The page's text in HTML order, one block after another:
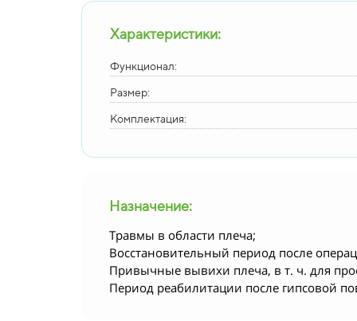
Характеристики:
Функционал:
Размер:
Комплектация:
Назначение:
Травмы в области плеча;
Восстановительный период после
Привычные вывихи плеча, в т. ч. для
Период реабилитации после гипсовой